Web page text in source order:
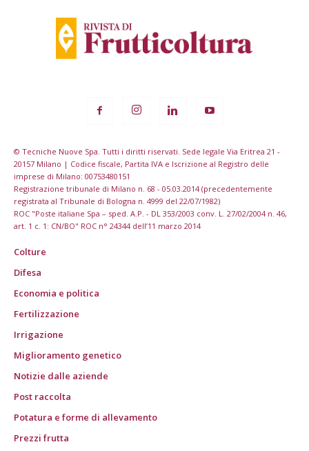
© Tecniche Nuove Spa. Tutti i diritti riservati. Sede legale Via Eritrea 21 -
20157 Milano | Codice fiscale, Partita IVA e Iscrizione al Registro delle
imprese di Milano: 00753480151
Registrazione tribunale di Milano n. 68 - 05.03.2014 (precedentemente
registrata al Tribunale di Bologna n. 4999 del 22/07/1982)
ROC "Poste italiane Spa – sped. A.P. - DL 353/2003 conv. L. 27/02/2004 n. 46,
art. 1 c. 1: CN/BO" ROC n° 24344 dell’11 marzo 2014
Colture
Difesa
Economia e politica
Fertilizzazione
Irrigazione
Miglioramento genetico
Notizie dalle aziende
Post raccolta
Potatura e forme di allevamento
Prezzi frutta